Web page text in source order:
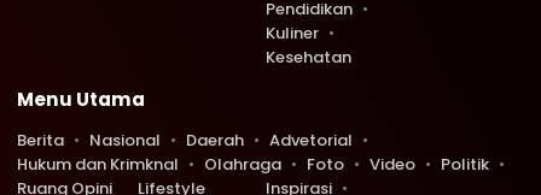
Pendidikan
Kuliner
Kesehatan
Menu Utama
Berita Nasional Daerah
Advetorial
Hukum dan Krimknal
Olahraga Foto Video
Politik
Ruang Opini
Lifestyle Inspirasi